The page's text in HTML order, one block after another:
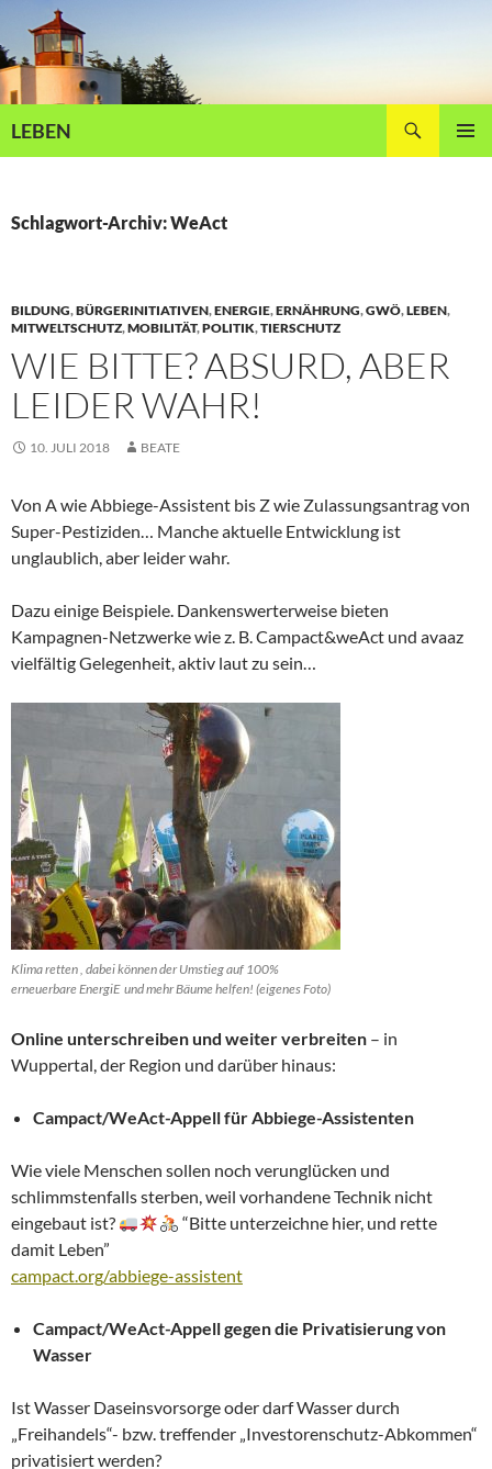
Inhalt
springen
LEBEN
Schlagwort-Archiv: WeAct
BILDUNG,BÜRGERINITIATIVEN,ENERGIE,ERNÄHRUNG,GWÖ,LEBEN,
MITWELTSCHUTZ,MOBILITÄT,POLITIK,TIERSCHUTZ
WIE BITTE? ABSURD, ABER
LEIDER WAHR!
10. JULI 2018 BEATE
Von A wie Abbiege-Assistent bis Z wie Zulassungsantrag von
Super-Pestiziden… Manche aktuelle Entwicklung ist
unglaublich, aber leider wahr.
Dazu einige Beispiele. Dankenswerterweise bieten
Kampagnen-Netzwerke wie z. B. Campact&weAct und avaaz
vielfältig Gelegenheit, aktiv laut zu sein…
Klima retten , dabei können der Umstieg auf 100%
erneuerbare EnergiE und mehr Bäume helfen! (eigenes Foto)
Online unterschreiben und weiter verbreiten – in
Wuppertal, der Region und darüber hinaus:
Campact/WeAct-Appell für Abbiege-Assistenten
Wie viele Menschen sollen noch verunglücken und
schlimmstenfalls sterben, weil vorhandene Technik nicht
eingebaut ist?
“Bitte unterzeichne hier, und rette
damit Leben”
campact.org/abbiege-assistent
Campact/WeAct-Appell gegen die Privatisierung von
Wasser
Ist Wasser Daseinsvorsorge oder darf Wasser durch
„Freihandels“- bzw. treffender „Investorenschutz-Abkommen“
privatisiert werden?